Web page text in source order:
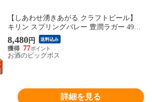
【しあわせ湧きあがる クラフトビール】
キリン スプリングバレー 豊潤ラガー 496 5
00ml×1ケース/24本《024》『CSH』【本州
のみ 送料無料】SPRING VALLEY BREWE
RY
8,480円 送料込み
77
お酒のビッグボス
詳細を見る